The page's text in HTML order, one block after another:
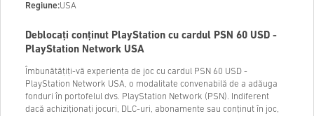
Regiune:USA
Deblocați conținut PlayStation cu cardul PSN 60 USD -
PlayStation Network USA
Îmbunătățiți-vă experiența de joc cu cardul PSN 60 USD -
PlayStation Network USA, o modalitate convenabilă de a adăuga
fonduri în portofelul dvs. PlayStation Network (PSN). Indiferent
dacă achiziționați jocuri, DLC-uri, abonamente sau conținut în joc,